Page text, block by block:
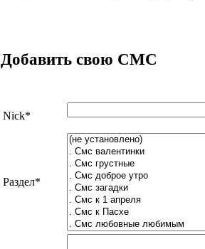
Добавить свою СМС
Nick*
Раздел*